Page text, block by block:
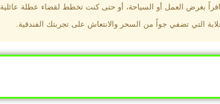
رياضية، ومطاعم عالمية.
بغرض العمل أو السياحة، أو حتى كنت تخطط لقضاء عطلة عائلية
التي تضفي جواً من السحر والانتعاش على تجربتك الفندقية.